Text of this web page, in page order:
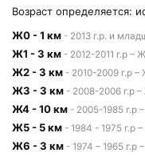
Возраст определяется:
Ж0 - 1 км - 2013 г.р. и
Ж1 - 3 км - 2012-2011 г.р –
Ж2 - 3 км - 2010-2009 г.р –
Ж3 - 3 км - 2008-2006 г.р
Ж4 - 10 км - 2005-1985 г.р
Ж5 - 5 км - 1984 - 1975 г.р
Ж6 - 3 км - 1974 – 1965